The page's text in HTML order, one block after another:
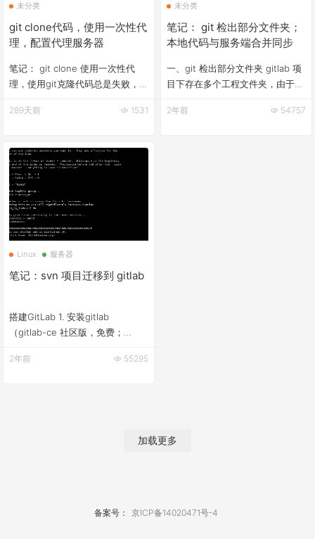
未分类
git clone代码，使用一次性代
理，配置代理服务器
笔记： git clone 使用一次性代
理，使用git克隆代码总是失败，所
代理。如下 git clone
--config
http.proxy="socks5://127.0.0.1:7890"
289天前 1531
未分类
笔记： git 检出部分文件夹；
本地代码与服务端合并同步
一、git 检出部分文件夹 gitlab 项
目下存在多个工程文件夹，由于工
相关的代码，而不检出嵌入式、
2年前 54757
Linux 服务器
笔记：svn 项目迁移到 gitlab
搭建GitLab 1. 安装gitlab
（gitlab-ce 社区版，免费；
安装社区版。 步骤如下： $ apt
2年前 55295
加载更多
备案号： 京ICP备14020471号-4